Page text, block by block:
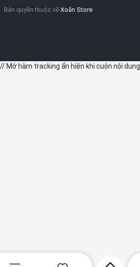
Bản quyền thuộc về Xoăn Store
// Mở hàm tracking ẩn hiện khi cuộn nội dung.